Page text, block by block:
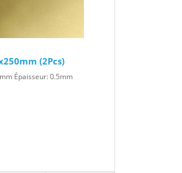
(2Pcs)
Épaisseur: 0.5mm